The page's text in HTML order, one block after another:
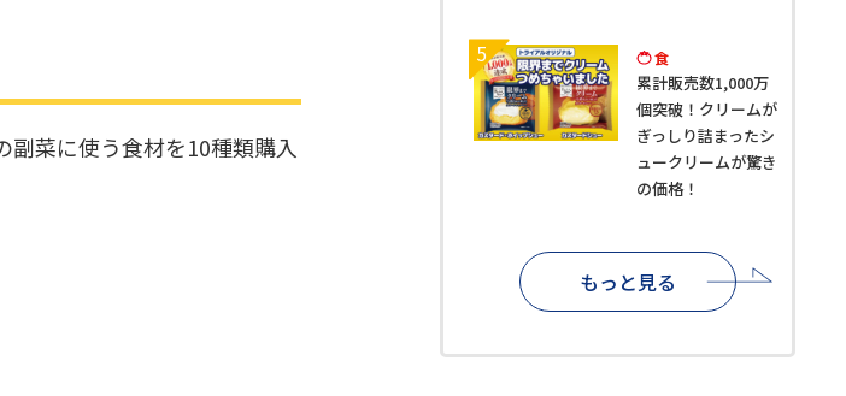
菜に使う食材を10種類購入
5 食
累計販売数1,000万
個突破！クリームが
ぎっしり詰まったシ
ュークリームが驚き
の価格！
もっと見る